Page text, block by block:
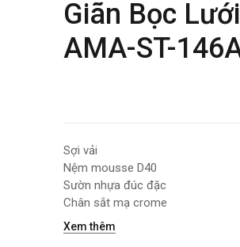
Giãn Bọc
AMA-ST-
Sợi vải
Nệm mousse D40
Sườn nhựa đúc đặc
Chân sắt mạ crome
Xem thêm